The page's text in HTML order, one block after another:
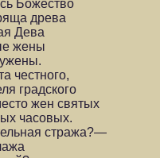
Божество
древа
Дева
жены
честного,
градского
жен святых
часовых.
стража?—